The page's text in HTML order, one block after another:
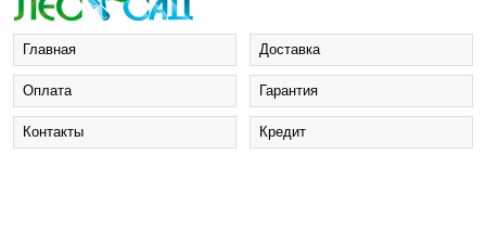
Главная Доставка
Оплата Гарантия
Контакты Кредит